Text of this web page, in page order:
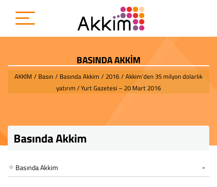
BASINDA AKKİM
AKKİM / Basın / Basında Akkim / 2016 / Akkim’den 35 milyon dolarlık
yatırım / Yurt Gazetesi – 20 Mart 2016
Basında Akkim
Basında Akkim